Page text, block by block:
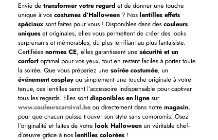
Envie de transformer votre regardet de donner une touche
unique à vos costumes d’Halloween? Nos lentilles effets
spéciauxsont faites pour vous ! Disponibles dans des couleurs
uniqueset originales, elles vous permettent de créer des looks
surprenants et mémorables, du plus terrifiant au plus fantaisiste.
Certifiées normes CE, elles garantissent une sécurité et un
confortoptimal pour vos yeux, tout en restant faciles à porter toute
la soirée. Que vous prépariez une soirée costumée, un
événement cosplayou simplement une touche originale à votre
tenue, ces lentilles seront l’accessoire indispensable pour captiver
tous les regards. Elles sont disponibles en lignesur
www.couleurscarnival.beou directement dans notre magasin,
pour que chacun puisse trouver son style sans compromis. Osez
l’originalité et faites de votre look Halloweenun véritable chef-
d’œuvre grâce à nos lentilles colorées!